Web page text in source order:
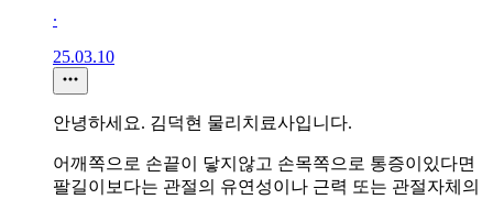
∙
25.03.10
안녕하세요. 김덕현 물리치료사입니다.
어깨쪽으로 손끝이 닿지않고 손목쪽으로 통증이있다면
팔길이보다는 관절의 유연성이나 근력 또는 관절자체의